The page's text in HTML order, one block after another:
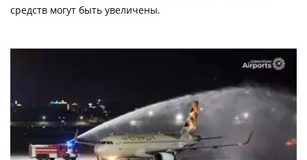
средств могут быть увеличены.